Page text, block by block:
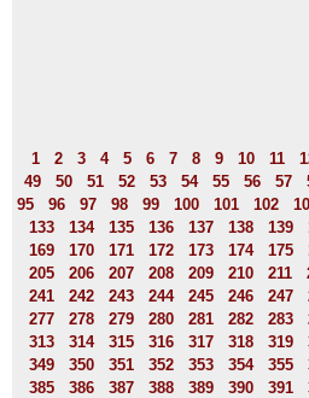
1 2 3 4 5 6 7 8 9 10 11
49
50 51 52 53 54 55 56 57
95
96 97 98 99 100 101 102
133
134 135 136 137 138 139
169
170 171 172 173 174 175
205
206 207 208 209 210 211
241
242 243 244 245 246 247
277
278 279 280 281 282 283
313
314 315 316 317 318 319
349
350 351 352 353 354 355
385
386 387 388 389 390 391